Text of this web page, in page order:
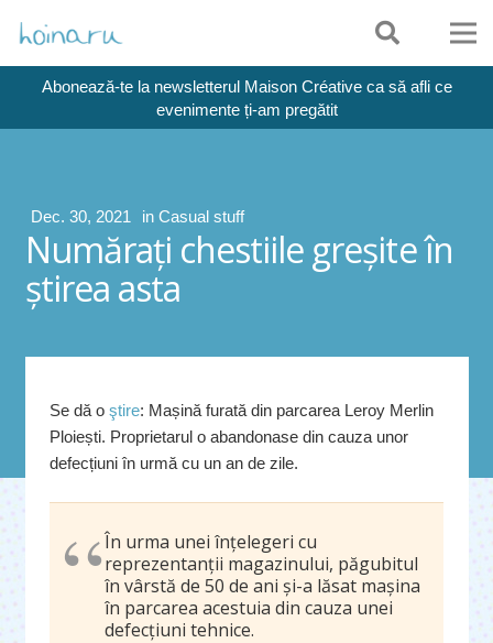
Abonează-te la newsletterul Maison Créative ca să afli ce
evenimente ți-am pregătit
Dec. 30, 2021 in Casual stuff
Număraţi chestiile greşite în
ştirea asta
Se dă o ştire: Mașină furată din parcarea Leroy Merlin
Ploiești. Proprietarul o abandonase din cauza unor
defecțiuni în urmă cu un an de zile.
În urma unei înțelegeri cu
reprezentanții magazinului, păgubitul
în vârstă de 50 de ani și-a lăsat mașina
în parcarea acestuia din cauza unei
defecțiuni tehnice.